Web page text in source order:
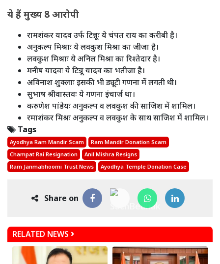
ये हैं मुख्य 8 आरोपी
रामशंकर यादव उर्फ टिन्नूः ये चंपत राय का करीबी है।
अनुकल्प मिश्राः ये लवकुश मिश्रा का जीजा है।
लवकुश मिश्राः ये अनिल मिश्रा का रिश्तेदार है।
मनीष यादवः ये टिन्नू यादव का भतीजा है।
अविनाश शुक्लाः इसकी भी ड्यूटी गणना में लगती थी।
सुभाष श्रीवास्तवः ये गणना इंचार्ज था।
करुणेश पांडेयः अनुकल्प व लवकुश की साजिश में शामिल।
रमाशंकर मिश्रः अनुकल्प व लवकुश के साथ साजिश में शामिल।
Tags
Ayodhya Ram Mandir Scam
Ram Mandir Donation Scam
Champat Rai Resignation
Anil Mishra Resigns
Ram Janmabhoomi Trust News
Ayodhya Temple Donation Case
Share on
RELATED NEWS